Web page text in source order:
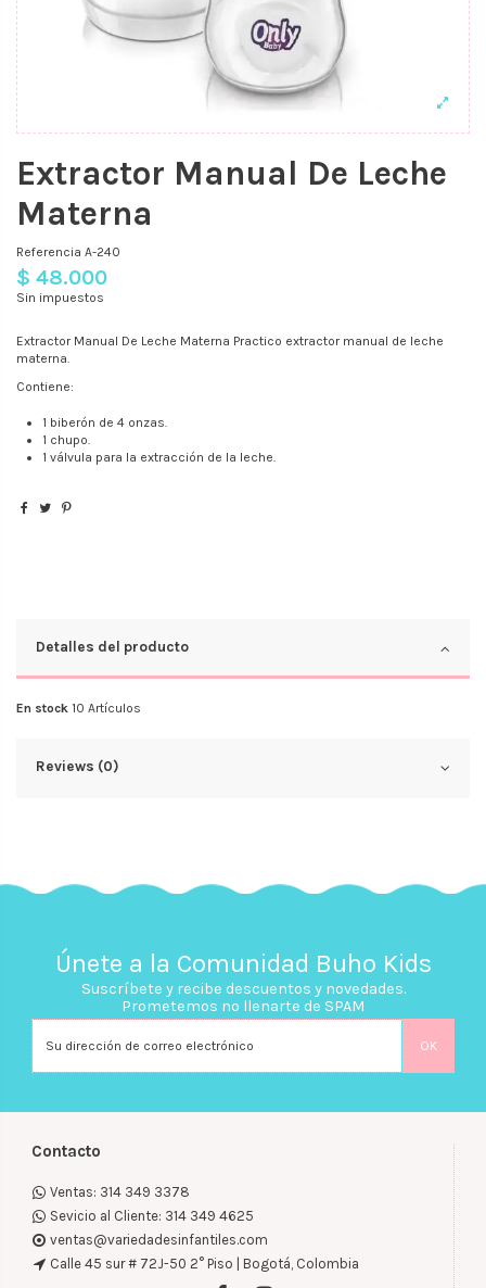
Extractor Manual De Leche
Materna
Referencia A-240
$ 48.000
Sin impuestos
Extractor Manual De Leche Materna Practico extractor manual de leche
materna.
Contiene:
1 biberón de 4 onzas.
1 chupo.
1 válvula para la extracción de la leche.
Detalles del producto
En stock 10 Artículos
Reviews (0)
Únete a la Comunidad Buho Kids
Suscríbete y recibe descuentos y novedades.
Prometemos no llenarte de SPAM
Contacto
Ventas: 314 349 3378
Sevicio al Cliente: 314 349 4625
ventas@variedadesinfantiles.com
Calle 45 sur # 72J-50 2° Piso | Bogotá, Colombia